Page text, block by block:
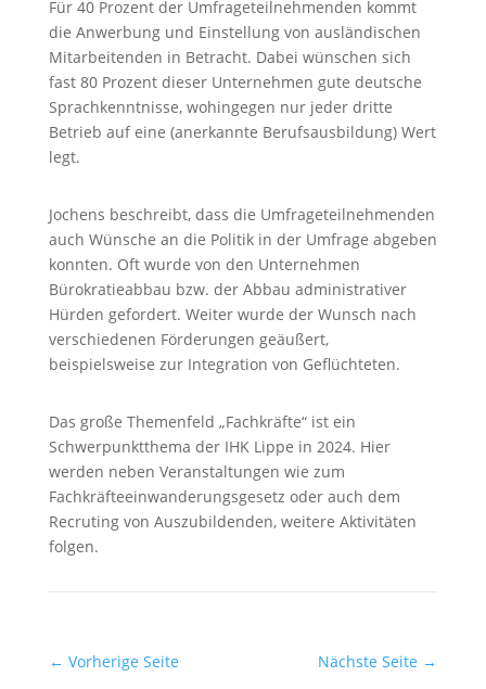
Für 40 Prozent der Umfrageteilnehmenden kommt
die Anwerbung und Einstellung von ausländischen
Mitarbeitenden in Betracht. Dabei wünschen sich
fast 80 Prozent dieser Unternehmen gute deutsche
Sprachkenntnisse, wohingegen nur jeder dritte
Betrieb auf eine (anerkannte Berufsausbildung) Wert
legt.
Jochens beschreibt, dass die Umfrageteilnehmenden
auch Wünsche an die Politik in der Umfrage abgeben
konnten. Oft wurde von den Unternehmen
Bürokratieabbau bzw. der Abbau administrativer
Hürden gefordert. Weiter wurde der Wunsch nach
verschiedenen Förderungen geäußert,
beispielsweise zur Integration von Geflüchteten.
Das große Themenfeld „Fachkräfte“ ist ein
Schwerpunktthema der IHK Lippe in 2024. Hier
werden neben Veranstaltungen wie zum
Fachkräfteeinwanderungsgesetz oder auch dem
Recruting von Auszubildenden, weitere Aktivitäten
folgen.
← Vorherige Seite Nächste Seite →